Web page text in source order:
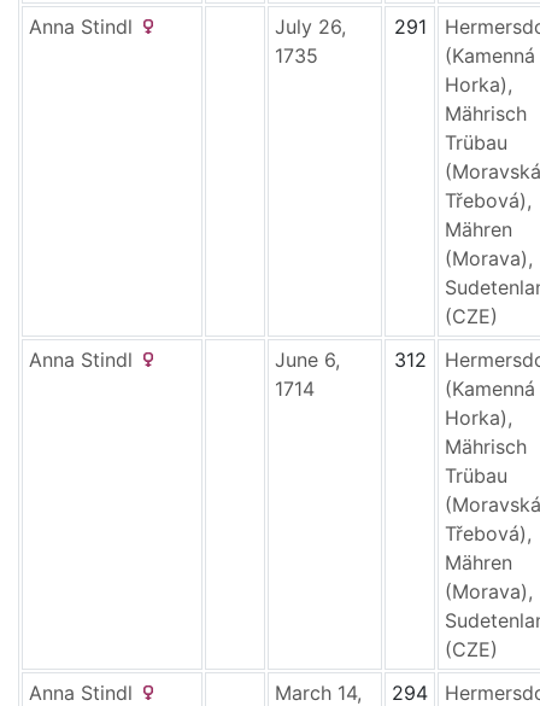
Anna Stindl
July 26,
1735
291
(Kamenná
Horka),
Mährisch
Trübau
(Moravská
Třebová),
Mähren
(Morava),
(CZE)
Anna Stindl
June 6,
1714
312
(Kamenná
Horka),
Mährisch
Trübau
(Moravská
Třebová),
Mähren
(Morava),
(CZE)
Anna Stindl
March 14,
294